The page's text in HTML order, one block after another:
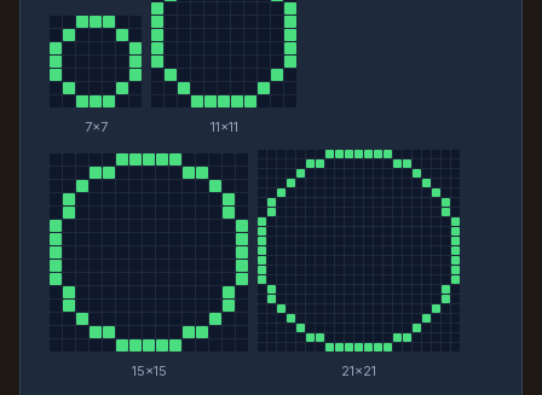
7×7 11×11
15×15 21×21